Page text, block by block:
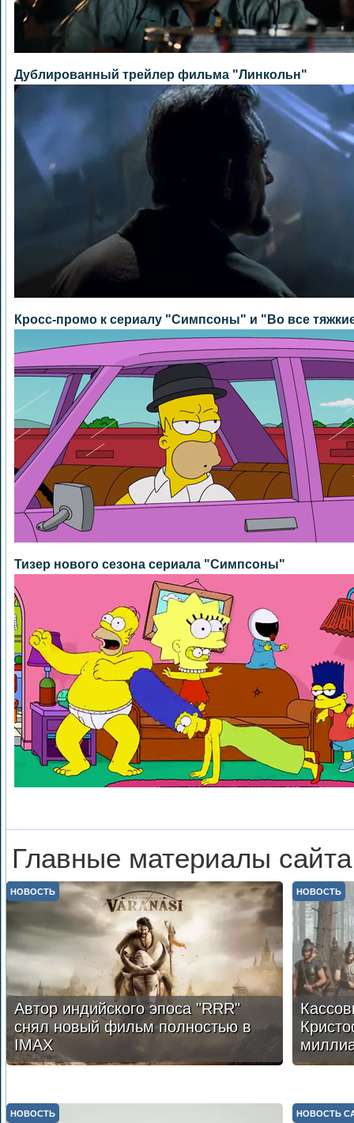
Дублированный трейлер фильма "Линкольн"
Кросс-промо к сериалу "Симпсоны" и "Во все
Тизер нового сезона сериала "Симпсоны"
Главные материалы
Автор индийского эпоса "RRR"
снял новый фильм полностью в
IMAX
НОВОСТЬ НОВОСТЬ
НОВОСТЬ НОВОСТЬ